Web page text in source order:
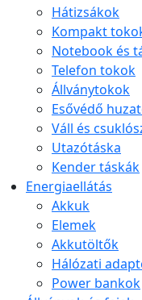
Hátizsákok
Kompakt
Notebook és
Telefon tokok
Állványtokok
Esővédő
Váll és
Utazótáska
Kender táskák
Energiaellátás
Akkuk
Elemek
Akkutöltők
Hálózati
Power bankok